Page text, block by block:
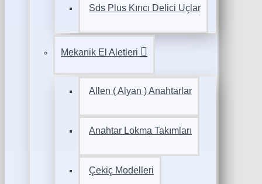
Sds Plus Kırıcı Delici Uçlar
Mekanik El Aletleri
Allen ( Alyan ) Anahtarlar
Anahtar Lokma Takımları
Çekiç Modelleri